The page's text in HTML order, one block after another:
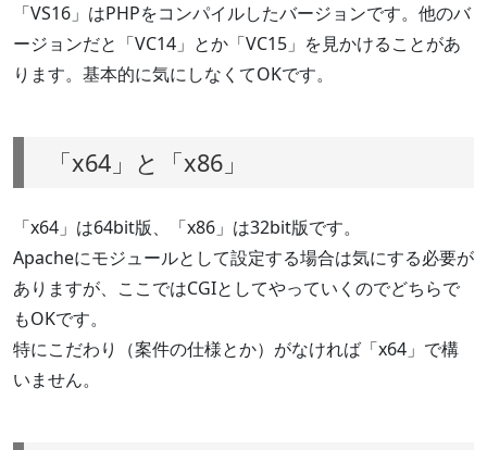
「VS16」はPHPをコンパイルしたバージョンです。他のバ
ージョンだと「VC14」とか「VC15」を見かけることがあ
ります。基本的に気にしなくてOKです。
「x64」と「x86」
「x64」は64bit版、「x86」は32bit版です。
Apacheにモジュールとして設定する場合は気にする必要が
ありますが、ここではCGIとしてやっていくのでどちらで
もOKです。
特にこだわり（案件の仕様とか）がなければ「x64」で構
いません。